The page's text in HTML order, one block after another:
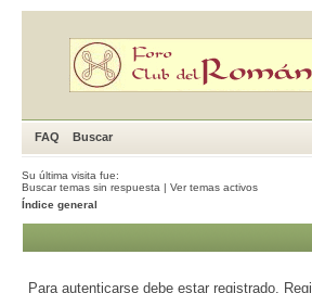
FAQ Buscar
Su última visita fue:
Buscar temas sin respuesta | Ver temas activos
Índice general
Para autenticarse debe estar registrado.